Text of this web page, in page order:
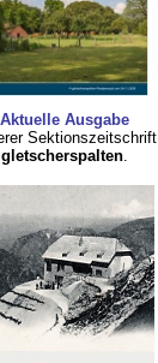
Aktuelle Ausgabe
Sektionszeitschrift
gletscherspalten.